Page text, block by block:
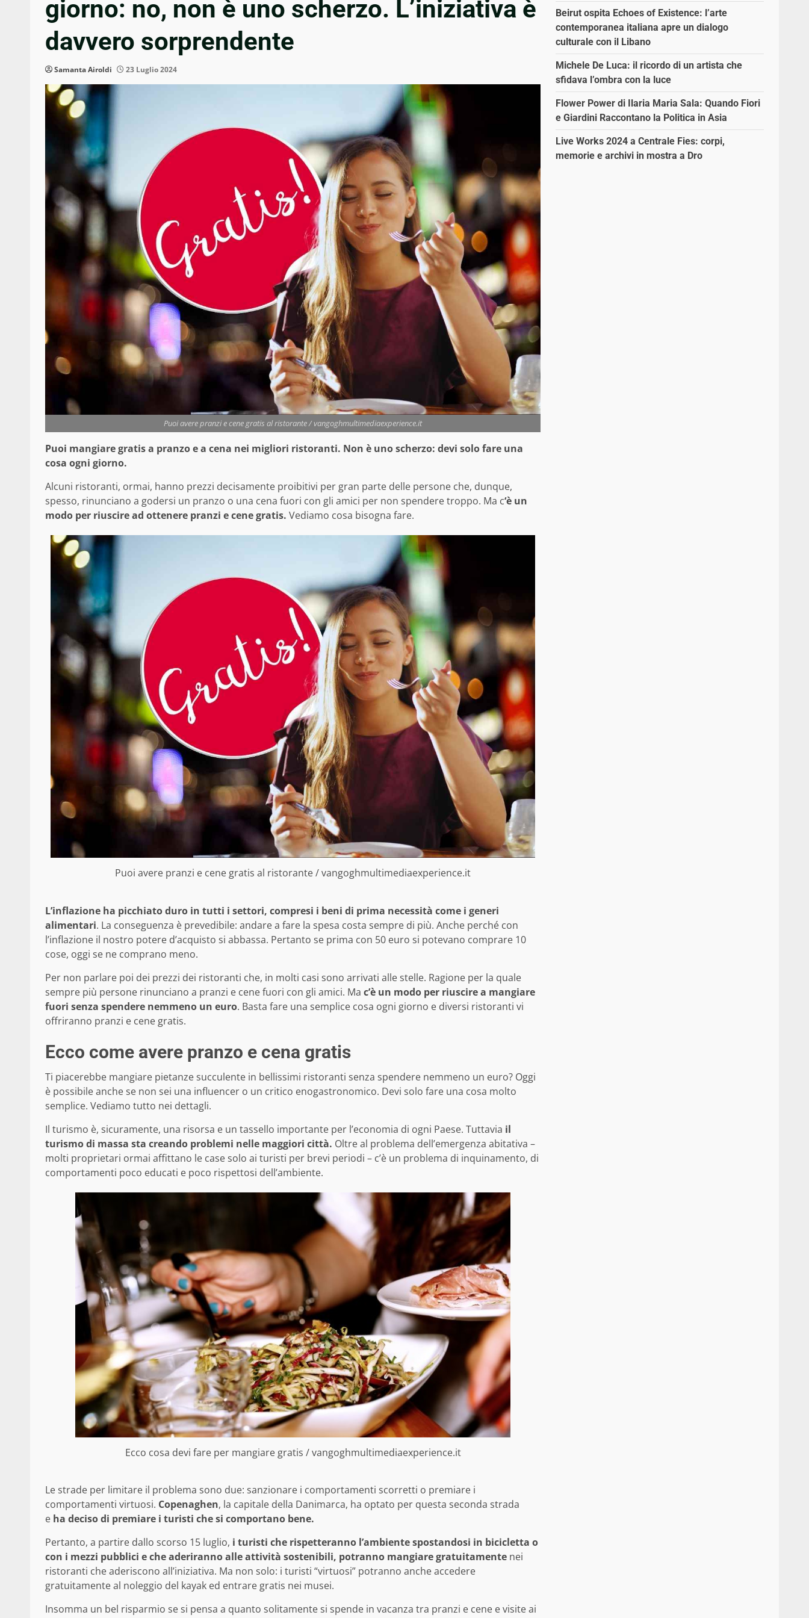
giorno: no, non è uno scherzo. L’iniziativa è
davvero sorprendente
Samanta Airoldi 23 Luglio 2024
Puoi avere pranzi e cene gratis al ristorante / vangoghmultimediaexperience.it
Puoi mangiare gratis a pranzo e a cena nei migliori ristoranti. Non è uno scherzo: devi solo fare una
cosa ogni giorno.
Alcuni ristoranti, ormai, hanno prezzi decisamente proibitivi per gran parte delle persone che, dunque,
spesso, rinunciano a godersi un pranzo o una cena fuori con gli amici per non spendere troppo. Ma c‘è un
modo per riuscire ad ottenere pranzi e cene gratis. Vediamo cosa bisogna fare.
Puoi avere pranzi e cene gratis al ristorante / vangoghmultimediaexperience.it
L’inflazione ha picchiato duro in tutti i settori, compresi i beni di prima necessità come i generi
alimentari. La conseguenza è prevedibile: andare a fare la spesa costa sempre di più. Anche perché con
l’inflazione il nostro potere d’acquisto si abbassa. Pertanto se prima con 50 euro si potevano comprare 10
cose, oggi se ne comprano meno.
Per non parlare poi dei prezzi dei ristoranti che, in molti casi sono arrivati alle stelle. Ragione per la quale
sempre più persone rinunciano a pranzi e cene fuori con gli amici. Ma c’è un modo per riuscire a mangiare
fuori senza spendere nemmeno un euro. Basta fare una semplice cosa ogni giorno e diversi ristoranti vi
offriranno pranzi e cene gratis.
Ecco come avere pranzo e cena gratis
Ti piacerebbe mangiare pietanze succulente in bellissimi ristoranti senza spendere nemmeno un euro? Oggi
è possibile anche se non sei una influencer o un critico enogastronomico. Devi solo fare una cosa molto
semplice. Vediamo tutto nei dettagli.
Il turismo è, sicuramente, una risorsa e un tassello importante per l’economia di ogni Paese. Tuttavia il
turismo di massa sta creando problemi nelle maggiori città. Oltre al problema dell’emergenza abitativa –
molti proprietari ormai affittano le case solo ai turisti per brevi periodi – c’è un problema di inquinamento, di
comportamenti poco educati e poco rispettosi dell’ambiente.
Ecco cosa devi fare per mangiare gratis / vangoghmultimediaexperience.it
Le strade per limitare il problema sono due: sanzionare i comportamenti scorretti o premiare i
comportamenti virtuosi. Copenaghen, la capitale della Danimarca, ha optato per questa seconda strada
e ha deciso di premiare i turisti che si comportano bene.
Pertanto, a partire dallo scorso 15 luglio, i turisti che rispetteranno l’ambiente spostandosi in bicicletta o
con i mezzi pubblici e che aderiranno alle attività sostenibili, potranno mangiare gratuitamente nei
ristoranti che aderiscono all’iniziativa. Ma non solo: i turisti “virtuosi” potranno anche accedere
gratuitamente al noleggio del kayak ed entrare gratis nei musei.
Insomma un bel risparmio se si pensa a quanto solitamente si spende in vacanza tra pranzi e cene e visite ai
Beirut ospita Echoes of Existence: l’arte
contemporanea italiana apre un dialogo
culturale con il Libano
Michele De Luca: il ricordo di un artista che
sfidava l’ombra con la luce
Flower Power di Ilaria Maria Sala: Quando Fiori
e Giardini Raccontano la Politica in Asia
Live Works 2024 a Centrale Fies: corpi,
memorie e archivi in mostra a Dro